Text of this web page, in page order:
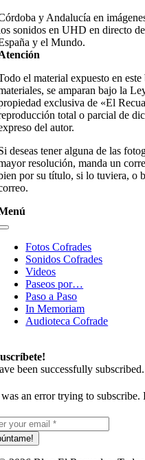
y Andalucía en
sonidos en UHD en directo
y el Mundo.
el material expuesto en
se amparan bajo la
exclusiva de «El
total o parcial de
del autor.
deseas tener alguna de las
resolución, manda un
por su título, si lo tuviera, o
Toggle
NavigationFotos Cofrades
Sonidos Cofrades
Videos
Paseos por…
Paso a Paso
In Memoriam
Audioteca Cofrade
been successfully subscribed.
an error trying to subscribe.